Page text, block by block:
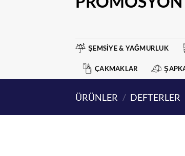
ŞEMSİYE & YAĞMURLUK
ÇAKMAKLAR
ÜRÜNLER / DEFTERLER